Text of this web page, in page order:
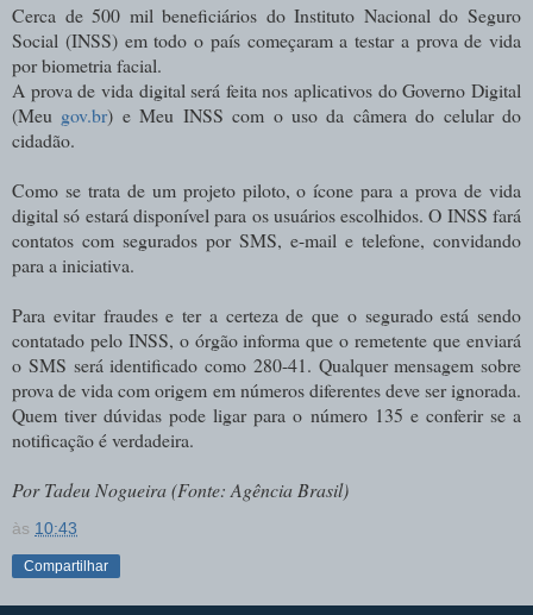
Cerca de 500 mil beneficiários do Instituto Nacional do Seguro
Social (INSS) em todo o país começaram a testar a prova de vida
por biometria facial.
A prova de vida digital será feita nos aplicativos do Governo Digital
(Meu gov.br) e Meu INSS com o uso da câmera do celular do
cidadão.
Como se trata de um projeto piloto, o ícone para a prova de vida
digital só estará disponível para os usuários escolhidos. O INSS fará
contatos com segurados por SMS, e-mail e telefone, convidando
para a iniciativa.
Para evitar fraudes e ter a certeza de que o segurado está sendo
contatado pelo INSS, o órgão informa que o remetente que enviará
o SMS será identificado como 280-41. Qualquer mensagem sobre
prova de vida com origem em números diferentes deve ser ignorada.
Quem tiver dúvidas pode ligar para o número 135 e conferir se a
notificação é verdadeira.
Por Tadeu Nogueira (Fonte: Agência Brasil)
às 10:43
Compartilhar